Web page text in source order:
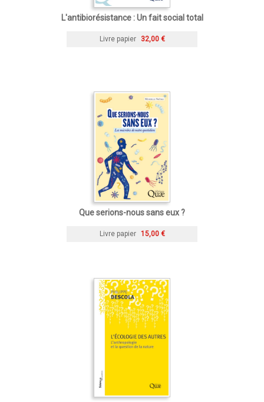
L'antibiorésistance : Un fait social total
Livre papier 32,00 €
Que serions-nous sans eux ?
Livre papier 15,00 €